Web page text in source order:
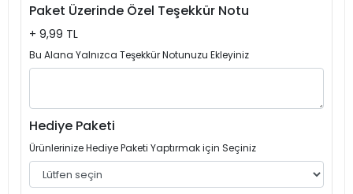
Paket Üzerinde Özel Teşekkür Notu
+ 9,99 TL
Bu Alana Yalnızca Teşekkür Notunuzu Ekleyiniz
Hediye Paketi
Ürünlerinize Hediye Paketi Yaptırmak için Seçiniz